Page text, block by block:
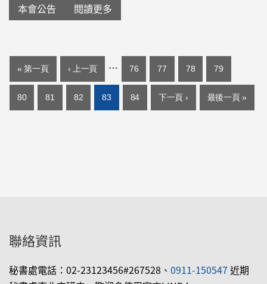
本會公告
閱讀更多
頁面
« 第一頁 ‹ 上一頁 … 76 77 78 79
80 81 82 83 84 下一頁 › 最後一頁 »
聯絡資訊
秘書處電話：02-23123456#267528、 0911-150547近期